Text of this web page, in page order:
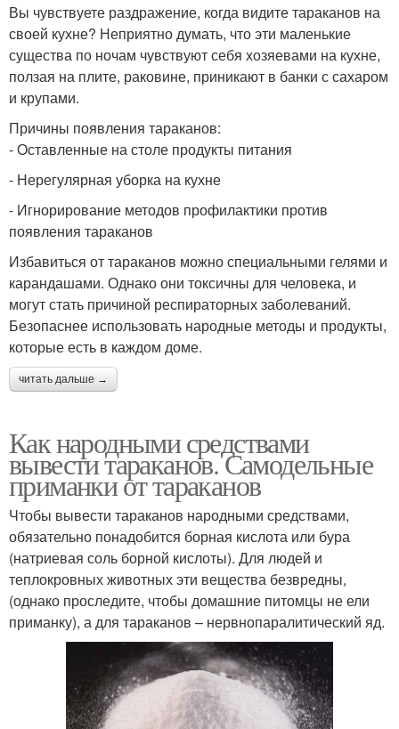
Вы чувствуете раздражение, когда видите тараканов на
своей кухне? Неприятно думать, что эти маленькие
существа по ночам чувствуют себя хозяевами на кухне,
ползая на плите, раковине, приникают в банки с сахаром
и крупами.
Причины появления тараканов:
- Оставленные на столе продукты питания
- Нерегулярная уборка на кухне
- Игнорирование методов профилактики против
появления тараканов
Избавиться от тараканов можно специальными гелями и
карандашами. Однако они токсичны для человека, и
могут стать причиной респираторных заболеваний.
Безопаснее использовать народные методы и продукты,
которые есть в каждом доме.
читать дальше →
Как народными средствами
вывести тараканов. Самодельные
приманки от тараканов
Чтобы вывести тараканов народными средствами,
обязательно понадобится борная кислота или бура
(натриевая соль борной кислоты). Для людей и
теплокровных животных эти вещества безвредны,
(однако проследите, чтобы домашние питомцы не ели
приманку), а для тараканов – нервнопаралитический яд.